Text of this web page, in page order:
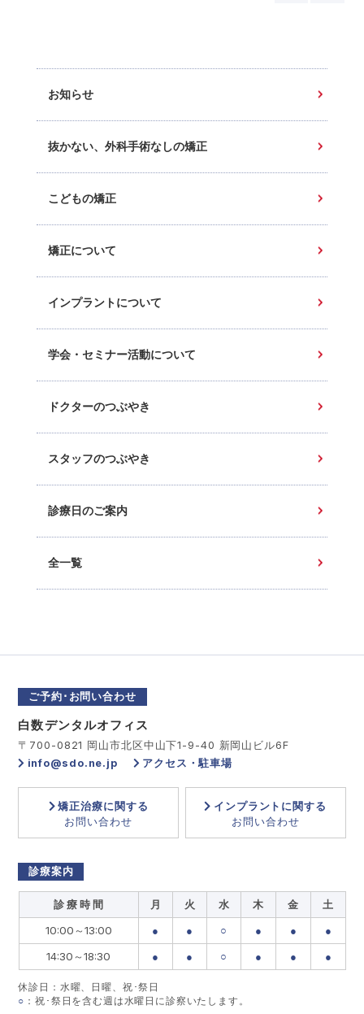
お知らせ
抜かない、外科手術なしの矯正
こどもの矯正
矯正について
インプラントについて
学会・セミナー活動について
ドクターのつぶやき
スタッフのつぶやき
診療日のご案内
全一覧
ご予約･お問い合わせ
白数デンタルオフィス
〒700-0821 岡山市北区中山下1-9-40 新岡山ビル6F
info@sdo.ne.jp
アクセス・駐車場
矯正治療に関する
お問い合わせ
インプラントに関する
お問い合わせ
診療案内
診 療 時 間 月 火 水 木 金
土
10:00～13:00
● ● ○ ● ●
●
14:30～18:30
● ● ○ ● ● ●
休診日：水曜、日曜、祝･祭日
○ ：祝･祭日を含む週は水曜日に診察いたします。